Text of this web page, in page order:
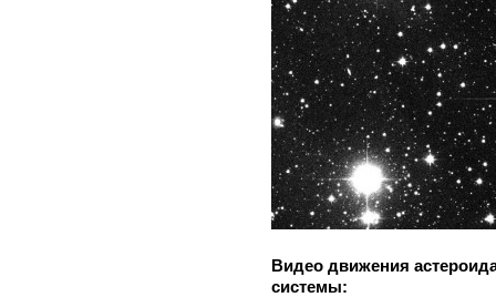
Видео движения
системы: